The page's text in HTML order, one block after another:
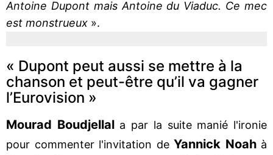
Antoine Dupont mais Antoine du Viaduc. Ce mec
est monstrueux ».
« Dupont peut aussi se mettre à la
chanson et peut-être qu’il va gagner
l’Eurovision »
Mourad Boudjellala par la suite manié l'ironie
pour commenter l'invitation de Yannick Noahà